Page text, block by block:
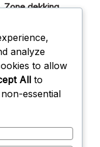
Zone dekking
het spel,
analyses
Twee-
analyze
to allow
All to
essential